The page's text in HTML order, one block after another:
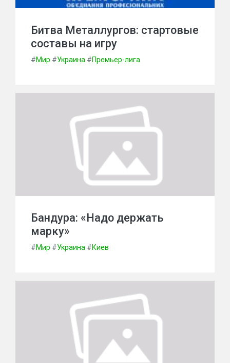
Битва Металлургов: стартовые
составы на игру
#Мир #Украина #Премьер-лига
Бандура: «Надо держать
марку»
#Мир #Украина #Киев